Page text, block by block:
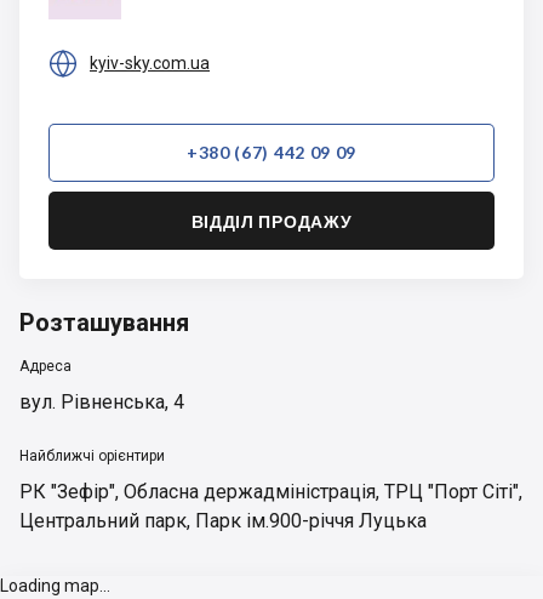
 kyiv-sky.com.ua
+380 (67) 442 09 09
ВІДДІЛ ПРОДАЖУ
Розташування
Адреса
вул. Рівненська, 4
Найближчі орієнтири
РК "Зефір", Обласна держадміністрація, ТРЦ "Порт Сіті",
Центральний парк, Парк ім.900-річчя Луцька
Loading map...